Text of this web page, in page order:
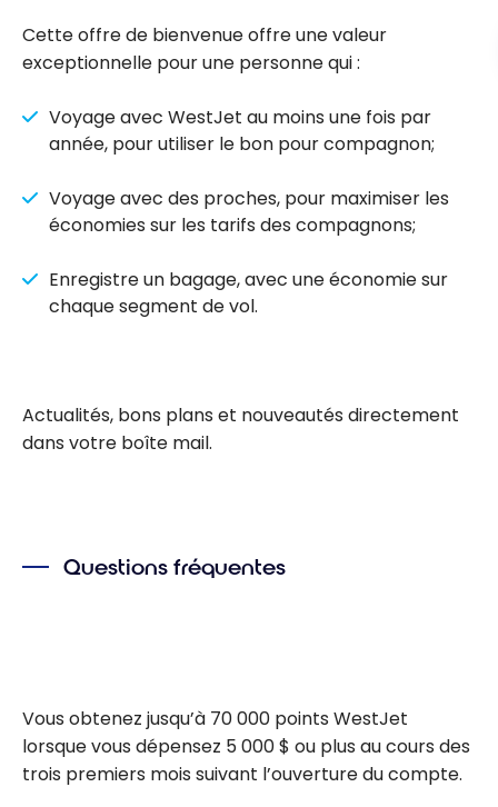
Cette offre de bienvenue offre une valeur
exceptionnelle pour une personne qui :
Voyage avec WestJet au moins une fois par
année, pour utiliser le bon pour compagnon;
Voyage avec des proches, pour maximiser les
économies sur les tarifs des compagnons;
Enregistre un bagage, avec une économie sur
chaque segment de vol.
Actualités, bons plans et nouveautés directement
dans votre boîte mail.
Questions fréquentes
Vous obtenez jusqu’à 70 000 points WestJet
lorsque vous dépensez 5 000 $ ou plus au cours des
trois premiers mois suivant l’ouverture du compte.